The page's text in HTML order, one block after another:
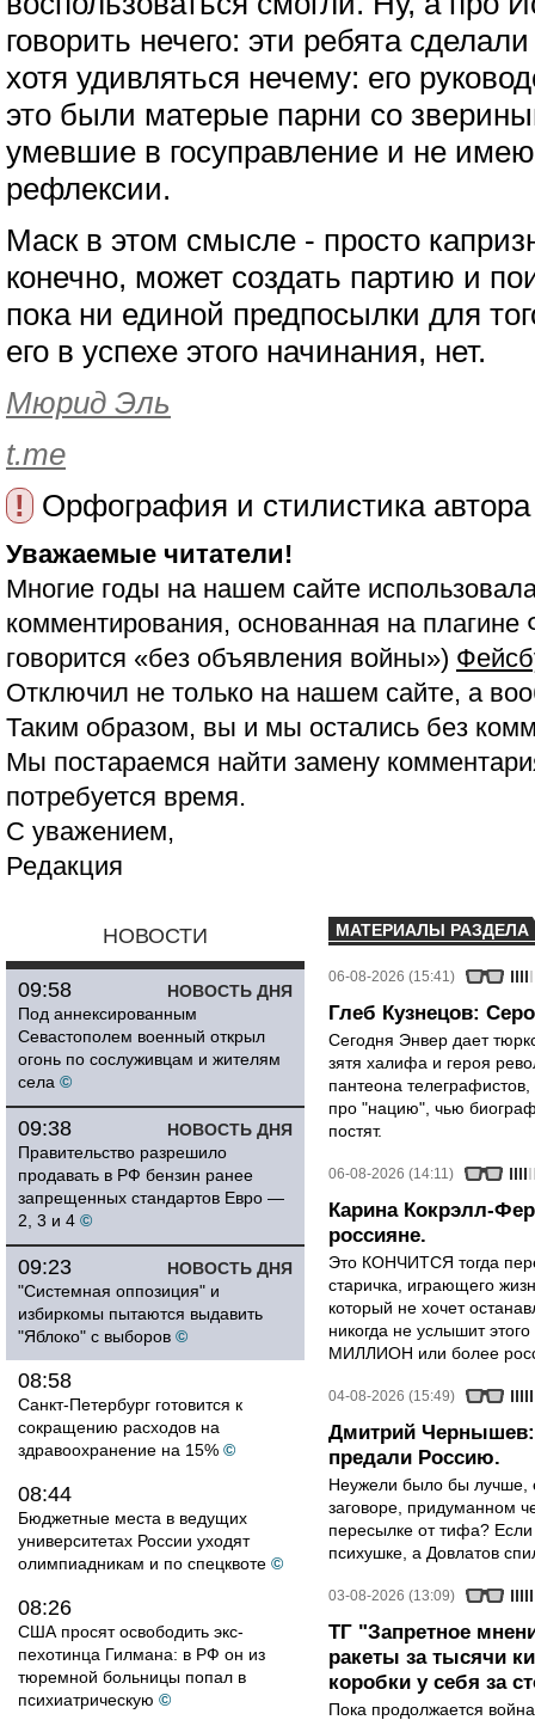
говорить нечего: эти ребята
хотя удивляться нечему: его
это были матерые парни со
умевшие в госуправление и не
рефлексии.
Маск в этом смысле - просто
конечно, может создать партию и
пока ни единой предпосылки для
его в успехе этого начинания, нет.
Мюрид Эль
t.me
!
Орфография и стилистика
Уважаемые читатели!
Многие годы на нашем сайте
комментирования, основанная на
говорится «без объявления войны»)
Отключил не только на нашем сайте, а
Таким образом, вы и мы остались без
Мы постараемся найти замену
потребуется время.
С уважением,
Редакция
НОВОСТИ
НОВОСТЬ ДНЯ
09:58
Под аннексированным
Севастополем военный открыл
огонь по сослуживцам и жителям
села ©
НОВОСТЬ ДНЯ
09:38
Правительство разрешило
продавать в РФ бензин ранее
запрещенных стандартов Евро —
2, 3 и 4 ©
НОВОСТЬ ДНЯ
09:23
"Системная оппозиция" и
избиркомы пытаются выдавить
"Яблоко" с выборов ©
08:58
Санкт-Петербург готовится к
сокращению расходов на
здравоохранение на 15% ©
08:44
Бюджетные места в ведущих
университетах России уходят
олимпиадникам и по спецквоте ©
08:26
США просят освободить экс-
пехотинца Гилмана: в РФ он из
тюремной больницы попал в
психиатрическую ©
МАТЕРИАЛЫ РАЗДЕЛА
06-08-2026 (15:41)
Глеб Кузнецов:
Сегодня Энвер дает
зятя халифа и героя
пантеона
про "нацию", чью
постят.
06-08-2026 (14:11)
Карина Кокрэлл-
россияне.
Это КОНЧИТСЯ тогда
старичка, играющего
который не хочет
никогда не услышит
МИЛЛИОН или более
04-08-2026 (15:49)
Дмитрий Чернышев:
предали Россию.
Неужели было бы лучше,
заговоре, придуманном
пересылке от тифа?
психушке, а Довлатов
03-08-2026 (13:09)
ТГ "Запретное
ракеты за тысячи
коробки у себя за
Пока продолжается